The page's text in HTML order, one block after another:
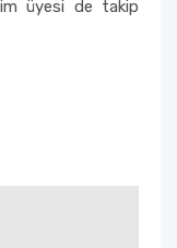
üyesi de takip